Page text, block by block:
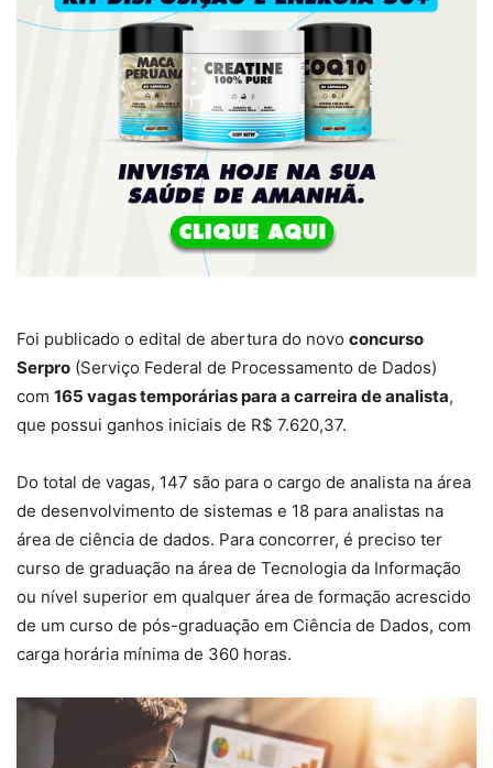
Foi publicado o edital de abertura do novo concurso
Serpro (Serviço Federal de Processamento de Dados)
com 165 vagas temporárias para a carreira de analista,
que possui ganhos iniciais de R$ 7.620,37.
Do total de vagas, 147 são para o cargo de analista na área
de desenvolvimento de sistemas e 18 para analistas na
área de ciência de dados. Para concorrer, é preciso ter
curso de graduação na área de Tecnologia da Informação
ou nível superior em qualquer área de formação acrescido
de um curso de pós-graduação em Ciência de Dados, com
carga horária mínima de 360 horas.